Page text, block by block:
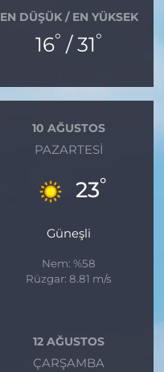
EN DÜŞÜK / EN YÜKSEK
16° / 31°
10 AĞUSTOS
PAZARTESI
23°
Güneşli
Nem: %58
Rüzgar: 8.81 m/s
12 AĞUSTOS
ÇARŞAMBA